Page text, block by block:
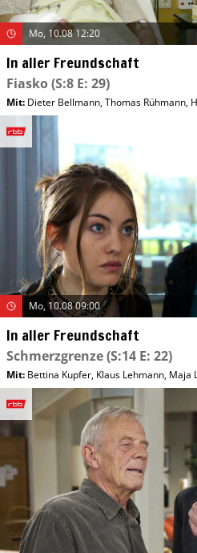
Mo, 10.08 12:20
In aller Freundschaft
Fiasko(S:8 E: 29)
Mit: Dieter Bellmann,Thomas Rühmann,
Mo, 10.08 09:00
In aller Freundschaft
Schmerzgrenze(S:14 E: 22)
Mit: Bettina Kupfer, Klaus Lehmann, Maja